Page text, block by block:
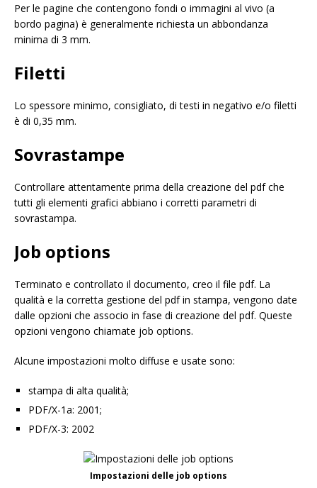
Per le pagine che contengono fondi o immagini al vivo (a
bordo pagina) è generalmente richiesta un abbondanza
minima di 3 mm.
Filetti
Lo spessore minimo, consigliato, di testi in negativo e/o filetti
è di 0,35 mm.
Sovrastampe
Controllare attentamente prima della creazione del pdf che
tutti gli elementi grafici abbiano i corretti parametri di
sovrastampa.
Job options
Terminato e controllato il documento, creo il file pdf. La
qualità e la corretta gestione del pdf in stampa, vengono date
dalle opzioni che associo in fase di creazione del pdf. Queste
opzioni vengono chiamate job options.
Alcune impostazioni molto diffuse e usate sono:
stampa di alta qualità;
PDF/X-1a: 2001;
PDF/X-3: 2002
Impostazioni delle job options